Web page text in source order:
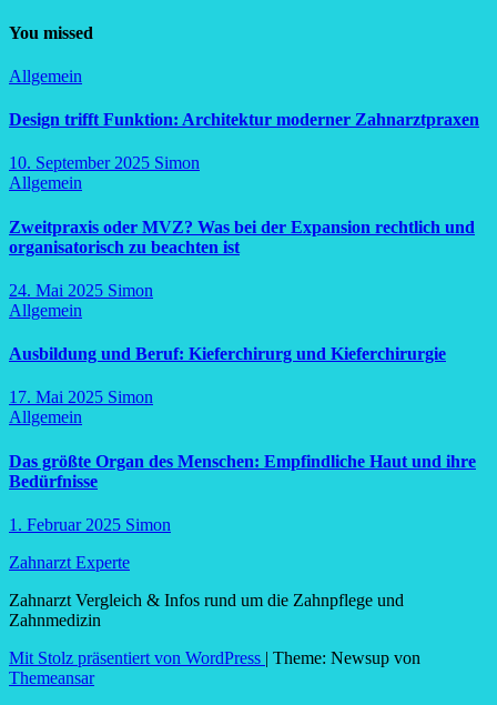
You missed
Allgemein
Design trifft Funktion: Architektur moderner Zahnarztpraxen
10. September 2025 Simon
Allgemein
Zweitpraxis oder MVZ? Was bei der Expansion rechtlich und
organisatorisch zu beachten ist
24. Mai 2025 Simon
Allgemein
Ausbildung und Beruf: Kieferchirurg und Kieferchirurgie
17. Mai 2025 Simon
Allgemein
Das größte Organ des Menschen: Empfindliche Haut und ihre
Bedürfnisse
1. Februar 2025 Simon
Zahnarzt Experte
Zahnarzt Vergleich & Infos rund um die Zahnpflege und
Zahnmedizin
Mit Stolz präsentiert von WordPress | Theme: Newsup von
Themeansar